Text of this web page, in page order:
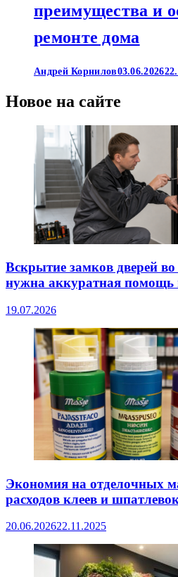
преимущества и
ремонте дома
Андрей Корнилов03.06.2026
Новое на сайте
Вскрытие замков дверей
нужна аккуратная помощь
19.07.2026
Экономия на отделочных
расходов клеев и
20.06.202622.11.2025